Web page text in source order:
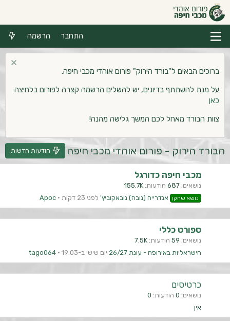
התחבר הרשמה
ברוכים הבאים ל"בורד הירוק" פורום אוהדי מכבי חיפה.
על מנת להשתתף בדיונים, יש להשלים הרשמה קצרה לפורום בלחיצה
כאן
צוות הבורד מאחל לכם המשך גלישה מהנה!
הבורד הירוק - פורום אוהדי מכבי חיפה הודעות חדשות
מכבי חיפה כדורגל
נושאים 687 הודעות 155.7K
נושא שחקן אנדרייה (נובה) נובאקוביץ' לפני 23 דקות Apoc
ספורט כללי
נושאים 59 הודעות 7.5K
הישראליות באירופה - עונת 26/27
יום שישי ב-19:03 tago064
כרטיסים
נושאים 0 הודעות 0
אין